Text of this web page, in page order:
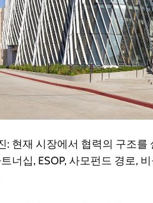
: 현재 시장에서 협력의 구조
너십, ESOP, 사모펀드 경로,